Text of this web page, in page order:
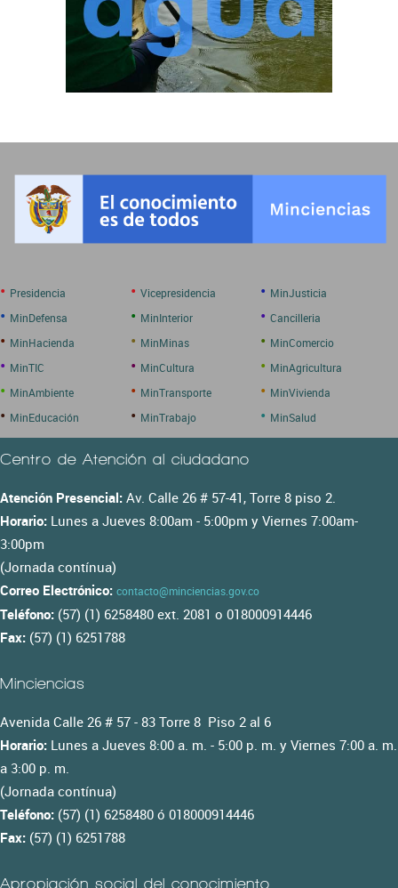
• Presidencia • Vicepresidencia • MinJusticia
• MinDefensa • MinInterior • Cancilleria
• MinHacienda • MinMinas • MinComercio
• MinTIC • MinCultura • MinAgricultura
• MinAmbiente • MinTransporte • MinVivienda
• MinEducación • MinTrabajo • MinSalud
Centro de Atención al ciudadano
Atención Presencial: Av. Calle 26 # 57-41, Torre 8 piso 2.
Horario: Lunes a Jueves 8:00am - 5:00pm y Viernes 7:00am-
3:00pm
(Jornada contínua)
Correo Electrónico: contacto@minciencias.gov.co
Teléfono: (57) (1) 6258480 ext. 2081 o 018000914446
Fax: (57) (1) 6251788
Minciencias
Avenida Calle 26 # 57 - 83 Torre 8 Piso 2 al 6
Horario: Lunes a Jueves 8:00 a. m. - 5:00 p. m. y Viernes 7:00 a. m.
a 3:00 p. m.
(Jornada contínua)
Teléfono: (57) (1) 6258480 ó 018000914446
Fax: (57) (1) 6251788
Apropiación social del conocimiento